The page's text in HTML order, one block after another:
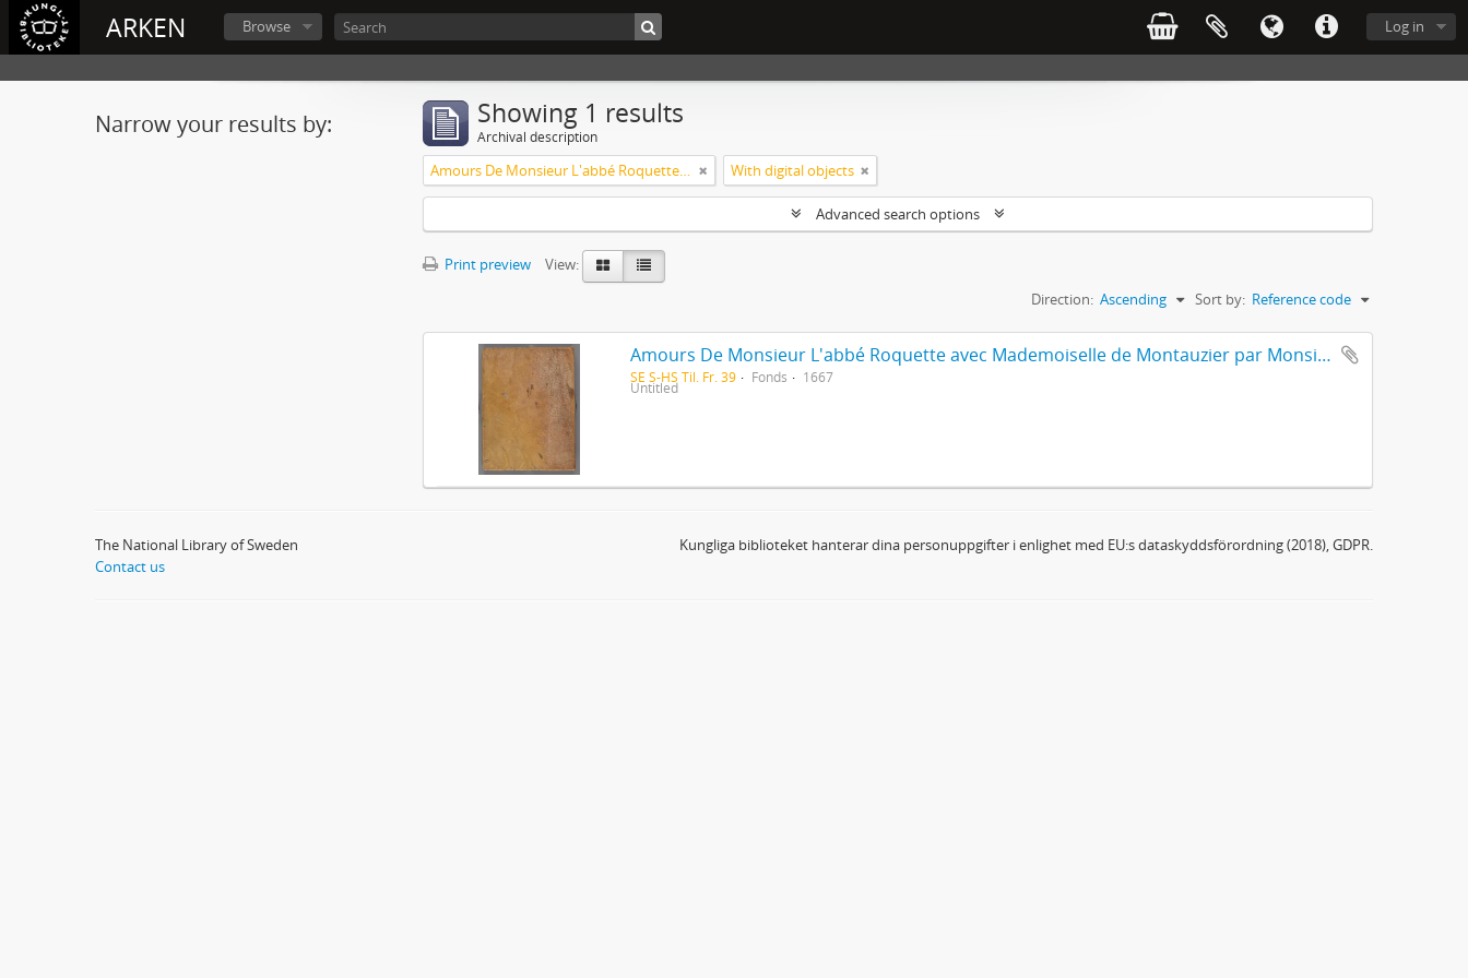
ARKEN Log in
Browse
Narrow your results by: Showing 1 results
Archival description
Amours De Monsieur L'abbé Roquette avec Mademoiselle de Montauzier par Monsieur L'abbé Le Camus 1667 With digital objects
Advanced search options
Print preview
View:
Sort by: Reference code
Direction: Ascending
Amours De Monsieur L'abbé Roquette avec Mademoiselle de Montauzier par Monsieur L'abbé Le Camus 1667
SE S-HS Til. Fr. 39 Fonds 1667
Untitled
The National Library of Sweden
Contact us
Kungliga biblioteket hanterar dina personuppgifter i enlighet med EU:s dataskyddsförordning (2018), GDPR.